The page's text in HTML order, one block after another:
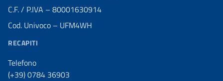
C.F. / P.IVA – 80001630914
Cod. Univoco – UFM4WH
RECAPITI
Telefono
(+39) 0784 36903